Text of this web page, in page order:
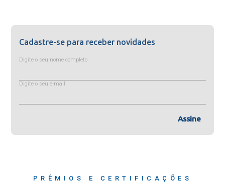
Cadastre-se para receber novidades
Digite o seu nome completo
Digite o seu e-mail
Assine
PRÊMIOS E CERTIFICAÇÕES